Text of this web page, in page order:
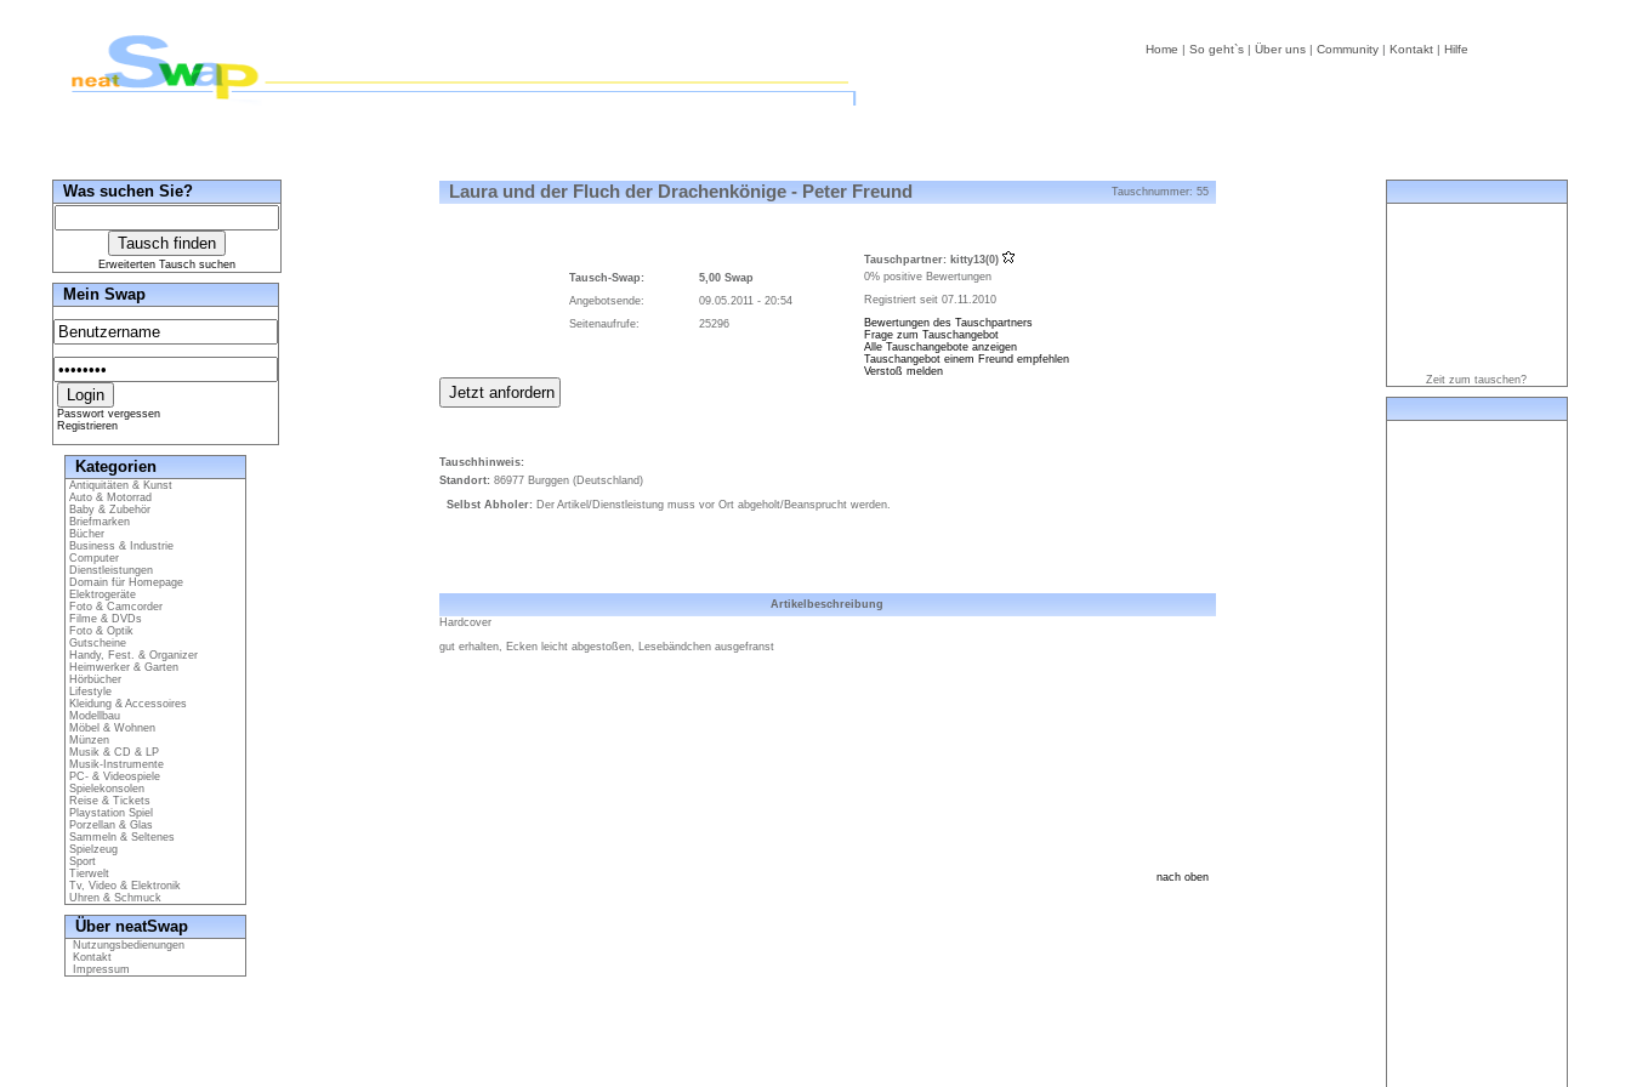
Home | So geht`s| Über uns| Community| Kontakt| Hilfe
Was suchen Sie?
Erweiterten Tausch suchen
Mein Swap
Passwort vergessen
Registrieren
Kategorien
Antiquitäten & Kunst
Auto & Motorrad
Baby & Zubehör
Briefmarken
Bücher
Business & Industrie
Computer
Dienstleistungen
Domain für Homepage
Elektrogeräte
Foto & Camcorder
Filme & DVDs
Foto & Optik
Gutscheine
Handy, Fest. & Organizer
Heimwerker & Garten
Hörbücher
Lifestyle
Kleidung & Accessoires
Modellbau
Möbel & Wohnen
Münzen
Musik & CD & LP
Musik-Instrumente
PC- & Videospiele
Spielekonsolen
Reise & Tickets
Playstation Spiel
Porzellan & Glas
Sammeln & Seltenes
Spielzeug
Sport
Tierwelt
Tv, Video & Elektronik
Uhren & Schmuck
Über neatSwap
Nutzungsbedienungen
Kontakt
Impressum
Laura und der Fluch der Drachenkönige - Peter Freund Tauschnummer: 55
Tausch-Swap:
5,00 Swap
Angebotsende:
09.05.2011 - 20:54
Seitenaufrufe:
25296
Tauschpartner: kitty13(0)
0% positive Bewertungen
Registriert seit 07.11.2010
Bewertungen des Tauschpartners
Frage zum Tauschangebot
Alle Tauschangebote anzeigen
Tauschangebot einem Freund empfehlen
Verstoß melden
Tauschhinweis:
Standort: 86977 Burggen (Deutschland)
Selbst Abholer: Der Artikel/Dienstleistung muss vor Ort abgeholt/Beansprucht werden.
Artikelbeschreibung
Hardcover
gut erhalten, Ecken leicht abgestoßen, Lesebändchen ausgefranst
nach oben
Zeit zum tauschen?